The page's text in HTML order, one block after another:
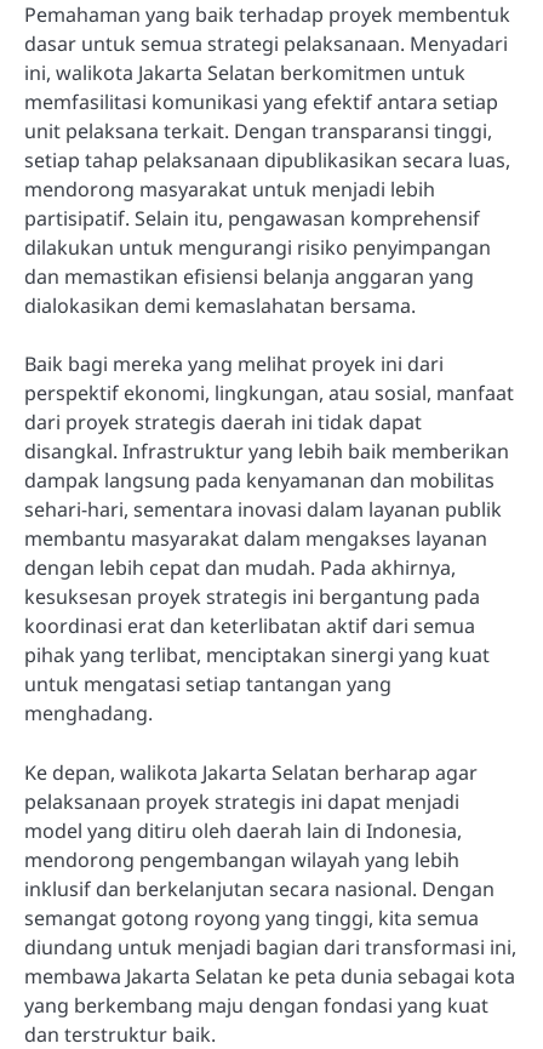
Pemahaman yang baik terhadap proyek membentuk
dasar untuk semua strategi pelaksanaan. Menyadari
ini, walikota Jakarta Selatan berkomitmen untuk
memfasilitasi komunikasi yang efektif antara setiap
unit pelaksana terkait. Dengan transparansi tinggi,
setiap tahap pelaksanaan dipublikasikan secara luas,
mendorong masyarakat untuk menjadi lebih
partisipatif. Selain itu, pengawasan komprehensif
dilakukan untuk mengurangi risiko penyimpangan
dan memastikan efisiensi belanja anggaran yang
dialokasikan demi kemaslahatan bersama.
Baik bagi mereka yang melihat proyek ini dari
perspektif ekonomi, lingkungan, atau sosial, manfaat
dari proyek strategis daerah ini tidak dapat
disangkal. Infrastruktur yang lebih baik memberikan
dampak langsung pada kenyamanan dan mobilitas
sehari-hari, sementara inovasi dalam layanan publik
membantu masyarakat dalam mengakses layanan
dengan lebih cepat dan mudah. Pada akhirnya,
kesuksesan proyek strategis ini bergantung pada
koordinasi erat dan keterlibatan aktif dari semua
pihak yang terlibat, menciptakan sinergi yang kuat
untuk mengatasi setiap tantangan yang
menghadang.
Ke depan, walikota Jakarta Selatan berharap agar
pelaksanaan proyek strategis ini dapat menjadi
model yang ditiru oleh daerah lain di Indonesia,
mendorong pengembangan wilayah yang lebih
inklusif dan berkelanjutan secara nasional. Dengan
semangat gotong royong yang tinggi, kita semua
diundang untuk menjadi bagian dari transformasi ini,
membawa Jakarta Selatan ke peta dunia sebagai kota
yang berkembang maju dengan fondasi yang kuat
dan terstruktur baik.